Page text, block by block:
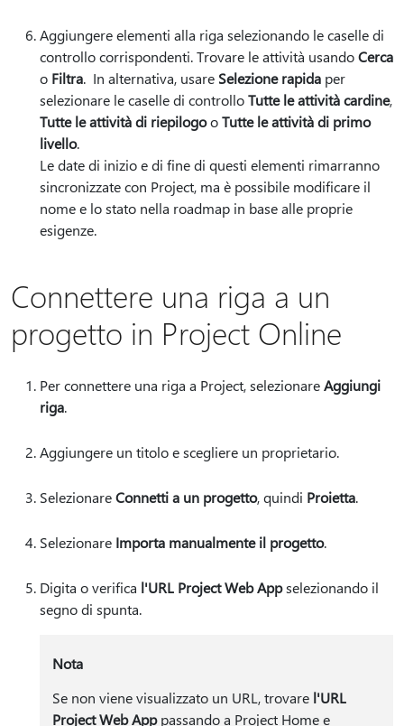
Aggiungere elementi alla riga selezionando le caselle di
controllo corrispondenti. Trovare le attività usandoCerca
o Filtra. In alternativa, usare Selezione rapida per
selezionare le caselle di controlloTutte le attività cardine,
Tutte le attività di riepilogooTutte le attività di primo
livello.
Le date di inizio e di fine di questi elementi rimarranno
sincronizzate con Project, ma è possibile modificare il
nome e lo stato nella roadmap in base alle proprie
esigenze.
Connettere una riga a un
progetto in Project Online
Per connettere una riga a Project, selezionareAggiungi
riga.
Aggiungere un titolo e scegliere un proprietario.
SelezionareConnetti a un progetto, quindi Proietta.
Selezionare Importa manualmente il progetto.
Digita o verifica l'URL Project Web Appselezionando il
segno di spunta.
Nota
Se non viene visualizzato un URL, trovare l'URL
Project Web Apppassando a Project Home e